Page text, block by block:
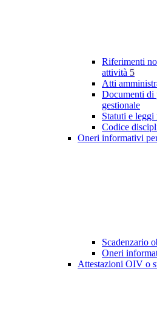
Riferimenti
attività 5
Atti
Documenti di
gestionale
Statuti e leggi
Codice
Oneri informativi
Scadenzario
Oneri
Attestazioni OIV o